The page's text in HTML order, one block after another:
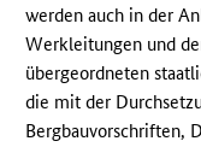
werden auch in der
Werkleitungen und
übergeordneten
die mit der
Bergbauvorschriften,